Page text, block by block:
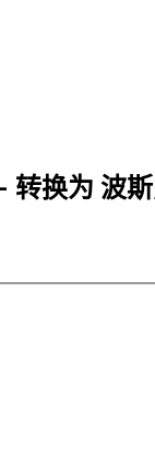
换为 波